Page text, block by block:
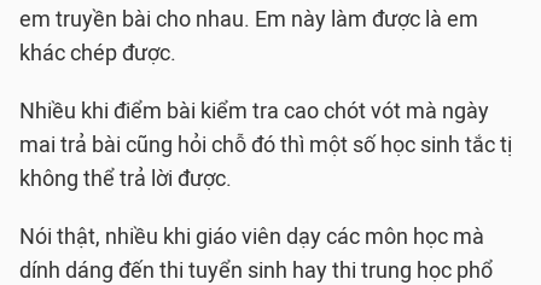
em truyền bài cho nhau. Em này làm được là em
khác chép được.
Nhiều khi điểm bài kiểm tra cao chót vót mà ngày
mai trả bài cũng hỏi chỗ đó thì một số học sinh tắc tị
không thể trả lời được.
Nói thật, nhiều khi giáo viên dạy các môn học mà
dính dáng đến thi tuyển sinh hay thi trung học phổ